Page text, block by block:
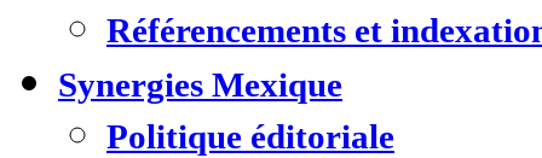
Référencements et
Synergies Mexique
Politique éditoriale